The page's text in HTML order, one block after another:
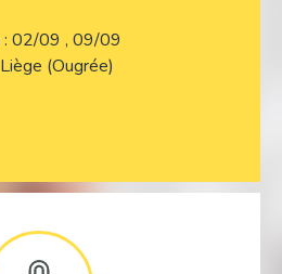
02/09 , 09/09
Liège (Ougrée)